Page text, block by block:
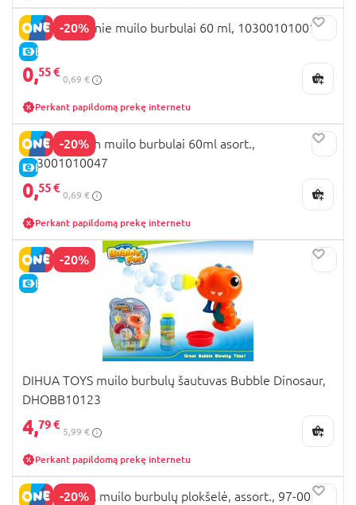
-20%
E-KAINA
DULCOP Minnie muilo burbulai 60 ml, 103001010011
0,55 €
0,69 €
Perkant papildomą prekę internetu
-20%
E-KAINA
DULCOP Wish muilo burbulai 60ml asort.,
103001010047
0,55 €
0,69 €
Perkant papildomą prekę internetu
-20%
E-KAINA
DIHUA TOYS muilo burbulų šautuvas Bubble Dinosaur,
DHOBB10123
4,79 €
5,99 €
Perkant papildomą prekę internetu
-20%
PAW PATROL muilo burbulų plokšelė, assort., 97-0023